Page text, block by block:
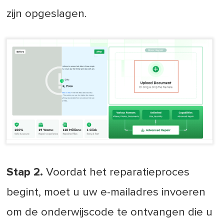
zijn opgeslagen.
Stap 2. Voordat het reparatieproces
begint, moet u uw e-mailadres invoeren
om de onderwijscode te ontvangen die u